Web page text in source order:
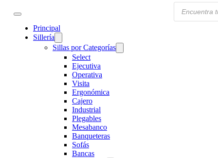
Principal
Sillería
Sillas por Categorías
Select
Ejecutiva
Operativa
Visita
Ergonómica
Cajero
Industrial
Plegables
Mesabanco
Banqueteras
Sofás
Bancas
Products
search